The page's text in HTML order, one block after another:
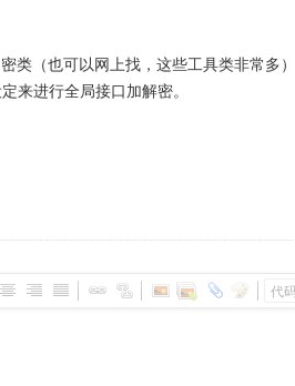
类（也可以网上找，这些工具类非常多
来进行全局接口加解密。
代